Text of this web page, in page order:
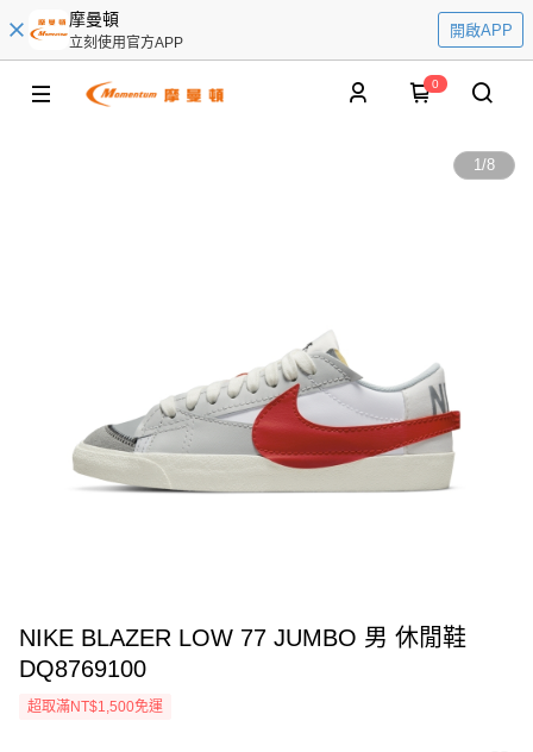
摩曼頓
立刻使用官方APP
開啟APP
0
1/8
NIKE BLAZER LOW 77 JUMBO 男 休閒鞋
DQ8769100
超取滿NT$1,500免運